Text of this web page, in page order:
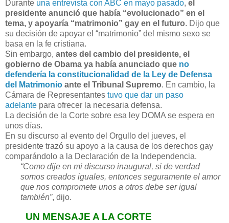
Durante una entrevista con ABC en mayo pasado, el
presidente anunció que había “evolucionado” en el
tema, y apoyaría “matrimonio” gay en el futuro. Dijo que
su decisión de apoyar el “matrimonio” del mismo sexo se
basa en la fe cristiana.
Sin embargo, antes del cambio del presidente, el
gobierno de Obama ya había anunciado que no
defendería la constitucionalidad de la Ley de Defensa
del Matrimonio ante el Tribunal Supremo. En cambio, la
Cámara de Representantes tuvo que dar un paso
adelante para ofrecer la necesaria defensa.
La decisión de la Corte sobre esa ley DOMA se espera en
unos días.
En su discurso al evento del Orgullo del jueves, el
presidente trazó su apoyo a la causa de los derechos gay
comparándolo a la Declaración de la Independencia.
“Como dije en mi discurso inaugural, si de verdad
somos creados iguales, entonces seguramente el amor
que nos compromete unos a otros debe ser igual
también”, dijo.
UN MENSAJE A LA CORTE